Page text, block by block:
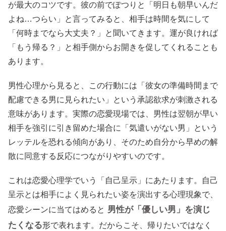
が最大のコツです。彼の前でぽつりと「明日も朝早いんだ
よね…つらい」と言ってみると、相手は時間を気にして
「何時までなら大丈夫？」と聞いてきます。運が良ければ
「もう帰る？」と相手側からお開きを促してくれることも
あります。
男性心理から見ると、この行動には「彼女の準備時間まで
配慮できる男に見られたい」という承認欲求が刺激される
意味があります。実際の恋愛現場では、男性は翌朝が早い
相手を強引に引き留めた場合に「気遣いがない男」という
レッテルを恐れる傾向があり、そのため自分から早めの解
散に同意する反応につながりやすいのです。
これは恋愛心理学でいう「自己呈示」にあたります。自己
呈示とは相手によく見られたい姿を演出する心理現象で、
恋愛シーンに当てはめると 男性が「優しい男」を演じ
たくなる形で表れます。だからこそ、帰りたいではなく